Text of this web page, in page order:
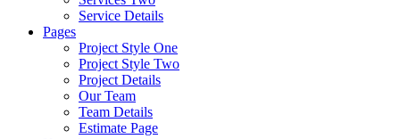
Service Details
Pages
Project Style One
Project Style Two
Project Details
Our Team
Team Details
Estimate Page